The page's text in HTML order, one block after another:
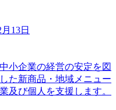
13日
小企業の経営の安定を図
た新商品・地域メニュー
及び個人を支援します。